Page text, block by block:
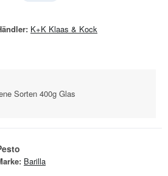
K+K Klaas & Kock
Sorten 400g Glas
Barilla